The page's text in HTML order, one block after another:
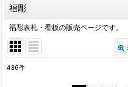
福彫
福彫表札・看板の販売ページです。
サブカテゴリ
436件